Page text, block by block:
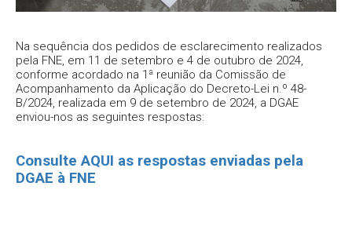
Na sequência dos pedidos de esclarecimento realizados
pela FNE, em 11 de setembro e 4 de outubro de 2024,
conforme acordado na 1ª reunião da Comissão de
Acompanhamento da Aplicação do Decreto-Lei n.º 48-
B/2024, realizada em 9 de setembro de 2024, a DGAE
enviou-nos as seguintes respostas:
Consulte AQUI as respostas enviadas pela
DGAE à FNE